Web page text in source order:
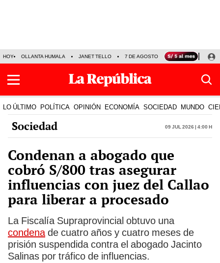
HOY OLLANTA HUMALA JANET TELLO 7 DE AGOSTO TINKA RESULTADOS
LO ÚLTIMO POLÍTICA OPINIÓN ECONOMÍA SOCIEDAD MUNDO
Sociedad 09 Jul 2026 | 4:00 h
Condenan a abogado que
cobró S/800 tras asegurar
influencias con juez del Callao
para liberar a procesado
La Fiscalía Supraprovincial obtuvo una
condenade cuatro años y cuatro meses de
prisión suspendida contra el abogado Jacinto
Salinas por tráfico de influencias.